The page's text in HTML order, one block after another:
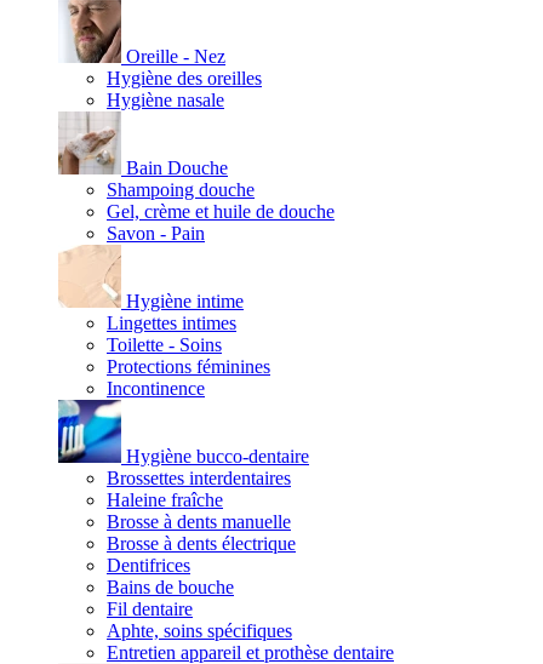
Oreille - Nez
Hygiène des oreilles
Hygiène nasale
Bain Douche
Shampoing douche
Gel, crème et huile de douche
Savon - Pain
Hygiène intime
Lingettes intimes
Toilette - Soins
Protections féminines
Incontinence
Hygiène bucco-dentaire
Brossettes interdentaires
Haleine fraîche
Brosse à dents manuelle
Brosse à dents électrique
Dentifrices
Bains de bouche
Fil dentaire
Aphte, soins spécifiques
Entretien appareil et prothèse dentaire